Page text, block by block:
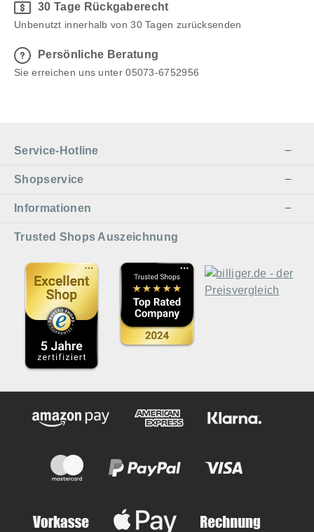
30 Tage Rückgaberecht
Unbenutzt innerhalb von 30 Tagen zurücksenden
Persönliche Beratung
Sie erreichen uns unter 05073-6752956
Service-Hotline
Shopservice
Informationen
Trusted Shops Auszeichnung